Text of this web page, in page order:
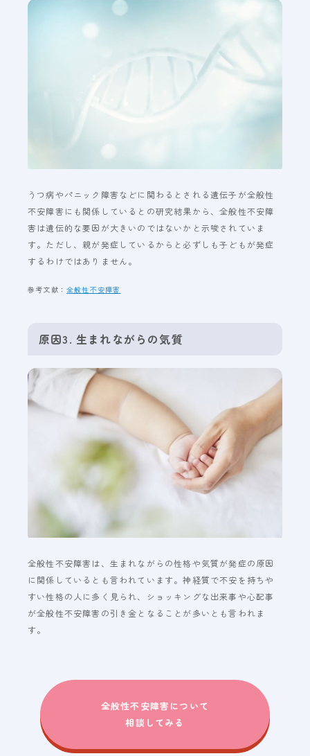
うつ病やパニック障害などに関わるとされる遺伝子が全般性
不安障害にも関係しているとの研究結果から、全般性不安障
害は遺伝的な要因が大きいのではないかと示唆されていま
す。ただし、親が発症しているからと必ずしも子どもが発症
するわけではありません。
参考文献： 全般性不安障害
原因3. 生まれながらの気質
全般性不安障害は、生まれながらの性格や気質が発症の原因
に関係しているとも言われています。神経質で不安を持ちや
すい性格の人に多く見られ、ショッキングな出来事や心配事
が全般性不安障害の引き金となることが多いとも言われま
す。
全般性不安障害について
相談してみる